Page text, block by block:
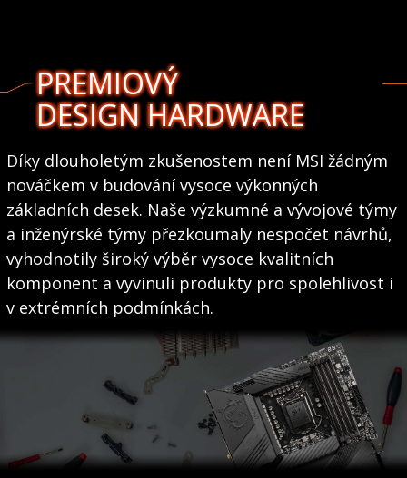
PREMIOVÝ
DESIGN HARDWARE
Díky dlouholetým zkušenostem není MSI žádným
nováčkem v budování vysoce výkonných
základních desek. Naše výzkumné a vývojové týmy
a inženýrské týmy přezkoumaly nespočet návrhů,
vyhodnotily široký výběr vysoce kvalitních
komponent a vyvinuli produkty pro spolehlivost i
v extrémních podmínkách.